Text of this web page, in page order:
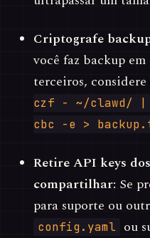
Criptografe
você faz backup
terceiros,
czf - ~/clawd/ |
cbc -e >
Retire API keys
compartilhar: Se
para suporte ou
config.yaml ou